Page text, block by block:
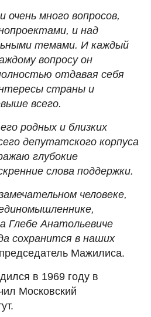
очень много вопросов,
и над
темами. И каждый
вопросу он
отдавая себя
страны и
всего.
родных и близких
депутатского корпуса
глубокие
слова поддержки.
человеке,
Глебе Анатольевиче
сохранится в наших
Мажилиса.
в 1969 году в
Московский